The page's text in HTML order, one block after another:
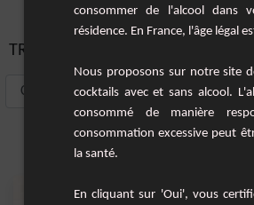
TRIER PAR:
consommer de l'alcool dans
résidence. En France, l'âge légal
Nous proposons sur notre site
cocktails avec et sans alcool.
consommé de manière
consommation excessive peut
la santé.
En cliquant sur 'Oui', vous